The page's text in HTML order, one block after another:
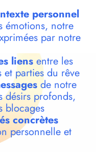
personnel
émotions, notre
par notre
liensentre les
et parties du rêve
de notre
désirs profonds,
blocages
concrètes
personnelle et